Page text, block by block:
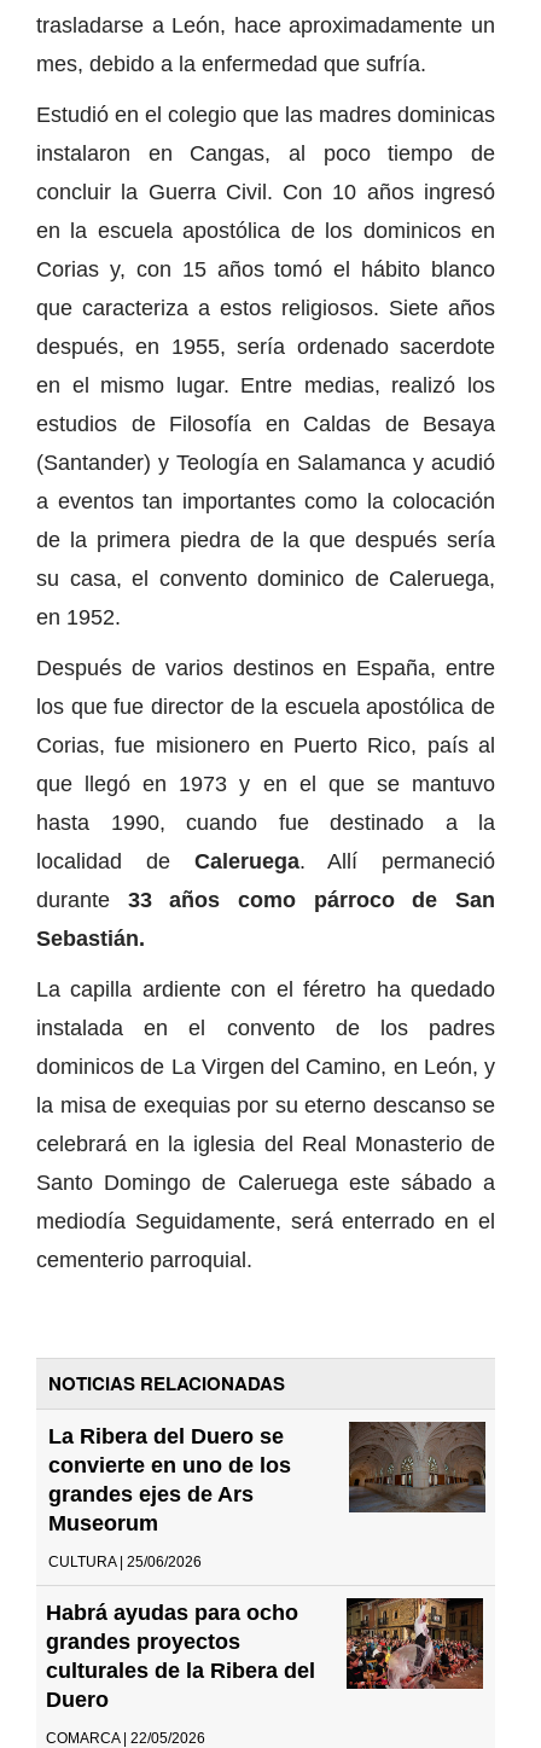
trasladarse a León, hace aproximadamente un
mes, debido a la enfermedad que sufría.
Estudió en el colegio que las madres dominicas
instalaron en Cangas, al poco tiempo de
concluir la Guerra Civil. Con 10 años ingresó
en la escuela apostólica de los dominicos en
Corias y, con 15 años tomó el hábito blanco
que caracteriza a estos religiosos. Siete años
después, en 1955, sería ordenado sacerdote
en el mismo lugar. Entre medias, realizó los
estudios de Filosofía en Caldas de Besaya
(Santander) y Teología en Salamanca y acudió
a eventos tan importantes como la colocación
de la primera piedra de la que después sería
su casa, el convento dominico de Caleruega,
en 1952.
Después de varios destinos en España, entre
los que fue director de la escuela apostólica de
Corias, fue misionero en Puerto Rico, país al
que llegó en 1973 y en el que se mantuvo
hasta 1990, cuando fue destinado a la
localidad de Caleruega. Allí permaneció
durante 33 años como párroco de San
Sebastián.
La capilla ardiente con el féretro ha quedado
instalada en el convento de los padres
dominicos de La Virgen del Camino, en León, y
la misa de exequias por su eterno descanso se
celebrará en la iglesia del Real Monasterio de
Santo Domingo de Caleruega este sábado a
mediodía Seguidamente, será enterrado en el
cementerio parroquial.
NOTICIAS RELACIONADAS
La Ribera del Duero se
convierte en uno de los
grandes ejes de Ars
Museorum
CULTURA | 25/06/2026
Habrá ayudas para ocho
grandes proyectos
culturales de la Ribera del
Duero
COMARCA | 22/05/2026